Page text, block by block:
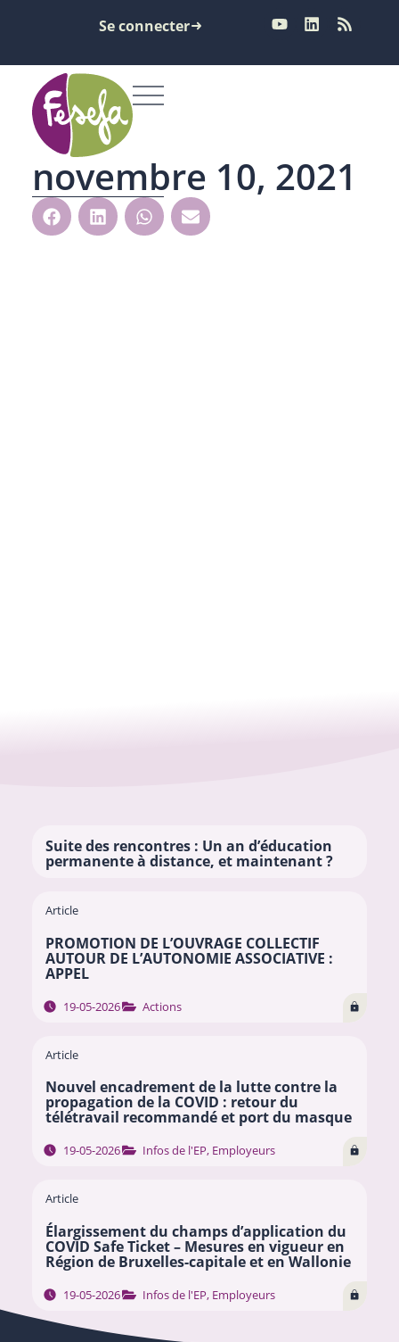
Se connecter
novembre 10, 2021
Suite des rencontres : Un an d’éducation
permanente à distance, et maintenant ?
Article
PROMOTION DE L’OUVRAGE COLLECTIF
AUTOUR DE L’AUTONOMIE ASSOCIATIVE :
APPEL
19-05-2026 Actions
Article
Nouvel encadrement de la lutte contre la
propagation de la COVID : retour du
télétravail recommandé et port du masque
19-05-2026 Infos de l'EP, Employeurs
Article
Élargissement du champs d’application du
COVID Safe Ticket – Mesures en vigueur en
Région de Bruxelles-capitale et en Wallonie
19-05-2026 Infos de l'EP, Employeurs